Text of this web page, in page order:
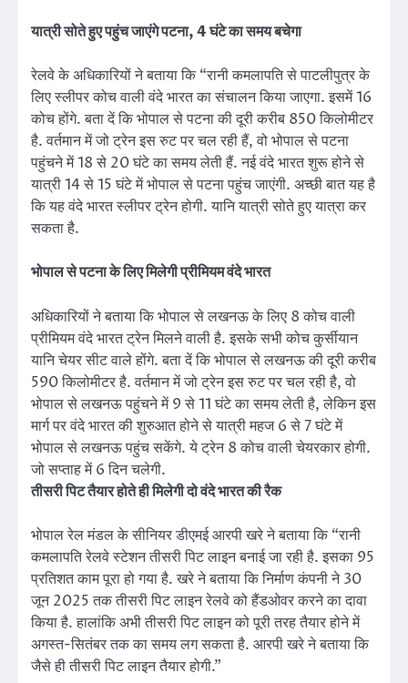
यात्री सोते हुए पहुंच जाएंगे पटना, 4 घंटे का समय बचेगा
रेलवे के अधिकारियों ने बताया कि “रानी कमलापति से पाटलीपुत्र के
लिए स्लीपर कोच वाली वंदे भारत का संचालन किया जाएगा. इसमें 16
कोच होंगे. बता दें कि भोपाल से पटना की दूरी करीब 850 किलोमीटर
है. वर्तमान में जो ट्रेन इस रुट पर चल रही हैं, वो भोपाल से पटना
पहुंचने में 18 से 20 घंटे का समय लेती हैं. नई वंदे भारत शुरू होने से
यात्री 14 से 15 घंटे में भोपाल से पटना पहुंच जाएंगी. अच्छी बात यह है
कि यह वंदे भारत स्लीपर ट्रेन होगी. यानि यात्री सोते हुए यात्रा कर
सकता है.
भोपाल से पटना के लिए मिलेगी प्रीमियम वंदे भारत
अधिकारियों ने बताया कि भोपाल से लखनऊ के लिए 8 कोच वाली
प्रीमियम वंदे भारत ट्रेन मिलने वाली है. इसके सभी कोच कुर्सीयान
यानि चेयर सीट वाले होंगे. बता दें कि भोपाल से लखनऊ की दूरी करीब
590 किलोमीटर है. वर्तमान में जो ट्रेन इस रुट पर चल रही है, वो
भोपाल से लखनऊ पहुंचने में 9 से 11 घंटे का समय लेती है, लेकिन इस
मार्ग पर वंदे भारत की शुरुआत होने से यात्री महज 6 से 7 घंटे में
भोपाल से लखनऊ पहुंच सकेंगे. ये ट्रेन 8 कोच वाली चेयरकार होगी.
जो सप्ताह में 6 दिन चलेगी.
तीसरी पिट तैयार होते ही मिलेगी दो वंदे भारत की रैक
भोपाल रेल मंडल के सीनियर डीएमई आरपी खरे ने बताया कि “रानी
कमलापति रेलवे स्टेशन तीसरी पिट लाइन बनाई जा रही है. इसका 95
प्रतिशत काम पूरा हो गया है. खरे ने बताया कि निर्माण कंपनी ने 30
जून 2025 तक तीसरी पिट लाइन रेलवे को हैंडओवर करने का दावा
किया है. हालांकि अभी तीसरी पिट लाइन को पूरी तरह तैयार होने में
अगस्त-सितंबर तक का समय लग सकता है. आरपी खरे ने बताया कि
जैसे ही तीसरी पिट लाइन तैयार होगी.”